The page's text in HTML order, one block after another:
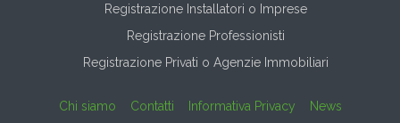
Registrazione Installatori o Imprese
Registrazione Professionisti
Registrazione Privati o Agenzie Immobiliari
Chi siamo Contatti Informativa Privacy News